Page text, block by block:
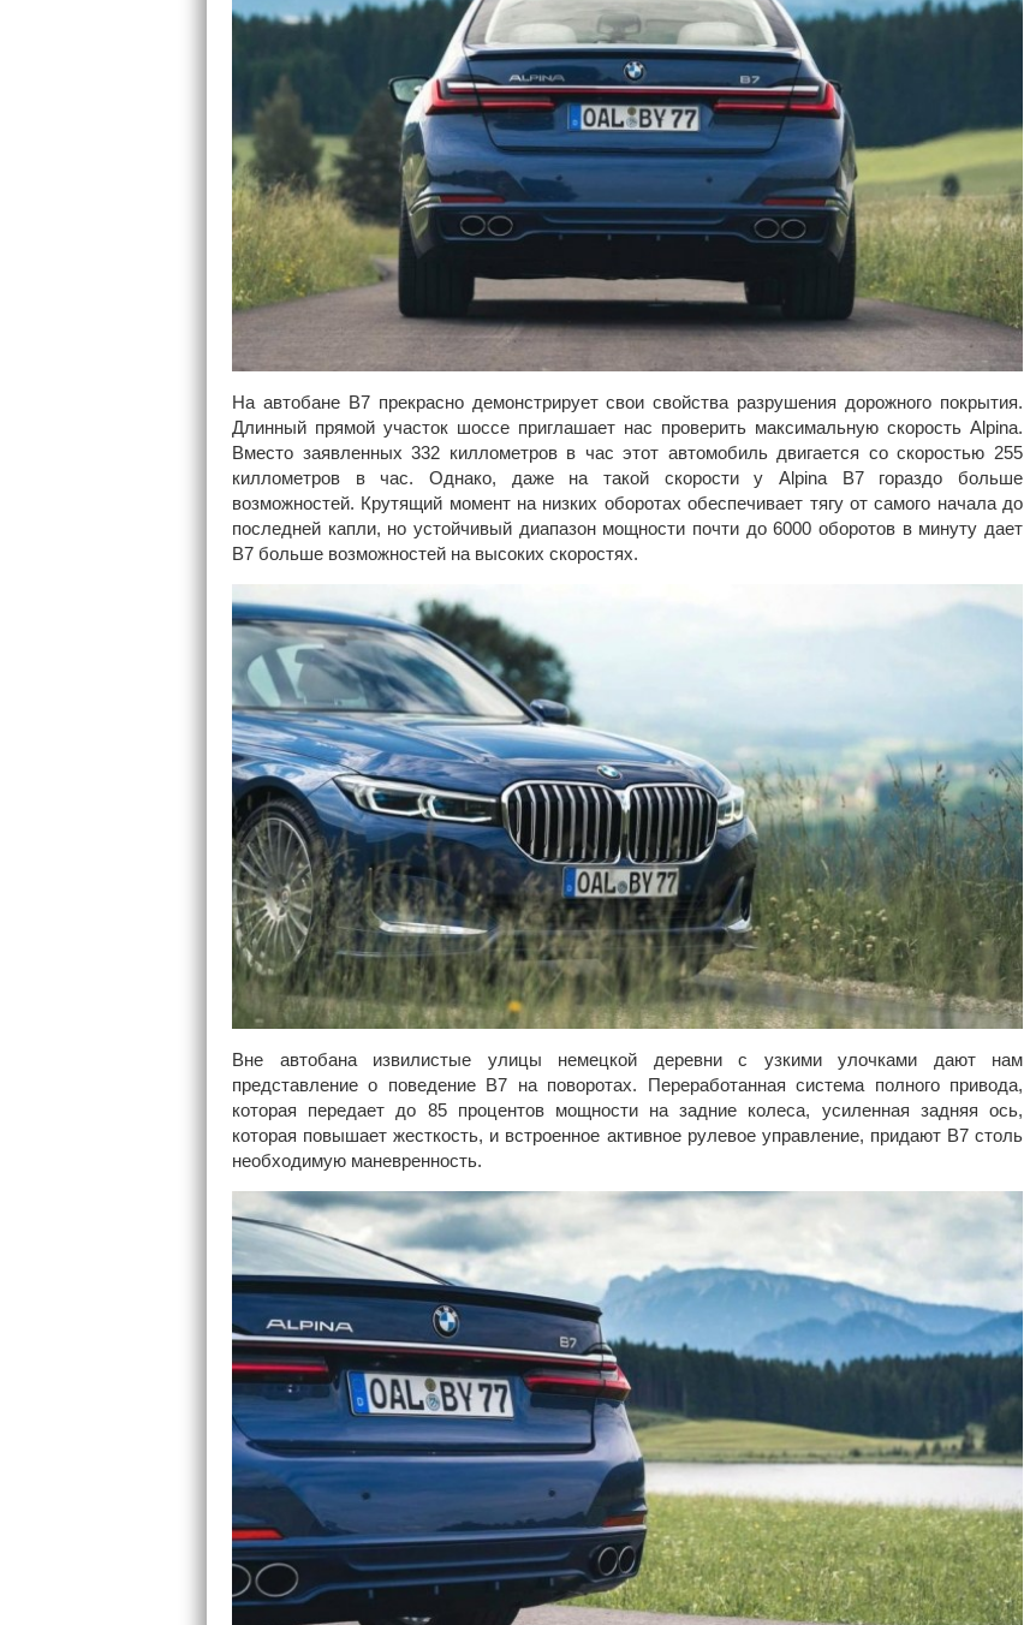
На автобане B7 прекрасно демонстрирует свои свойства разрушения дорожного покрытия.
Длинный прямой участок шоссе приглашает нас проверить максимальную скорость Alpina.
Вместо заявленных 332 киллометров в час этот автомобиль двигается со скоростью 255
киллометров в час. Однако, даже на такой скорости у Alpina B7 гораздо больше
возможностей. Крутящий момент на низких оборотах обеспечивает тягу от самого начала до
последней капли, но устойчивый диапазон мощности почти до 6000 оборотов в минуту дает
B7 больше возможностей на высоких скоростях.
Вне автобана извилистые улицы немецкой деревни с узкими улочками дают нам
представление о поведение В7 на поворотах. Переработанная система полного привода,
которая передает до 85 процентов мощности на задние колеса, усиленная задняя ось,
которая повышает жесткость, и встроенное активное рулевое управление, придают B7 столь
необходимую маневренность.